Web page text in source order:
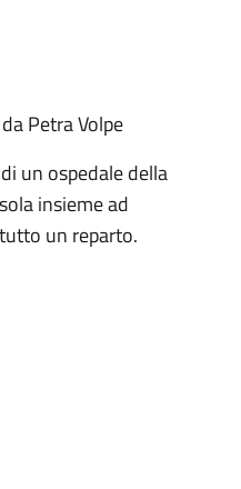
Petra Volpe
un ospedale della
insieme ad
un reparto.